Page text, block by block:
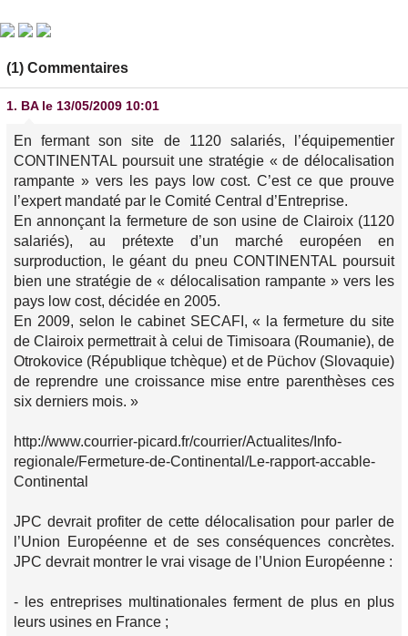
(1) Commentaires
1. BA le 13/05/2009 10:01
En fermant son site de 1120 salariés, l’équipementier
CONTINENTAL poursuit une stratégie « de délocalisation
rampante » vers les pays low cost. C’est ce que prouve
l’expert mandaté par le Comité Central d’Entreprise.
En annonçant la fermeture de son usine de Clairoix (1120
salariés), au prétexte d’un marché européen en
surproduction, le géant du pneu CONTINENTAL poursuit
bien une stratégie de « délocalisation rampante » vers les
pays low cost, décidée en 2005.
En 2009, selon le cabinet SECAFI, « la fermeture du site
de Clairoix permettrait à celui de Timisoara (Roumanie), de
Otrokovice (République tchèque) et de Püchov (Slovaquie)
de reprendre une croissance mise entre parenthèses ces
six derniers mois. »
http://www.courrier-picard.fr/courrier/Actualites/Info-
regionale/Fermeture-de-Continental/Le-rapport-accable-
Continental
JPC devrait profiter de cette délocalisation pour parler de
l’Union Européenne et de ses conséquences concrètes.
JPC devrait montrer le vrai visage de l’Union Européenne :
- les entreprises multinationales ferment de plus en plus
leurs usines en France ;